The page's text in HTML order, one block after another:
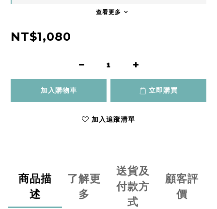
查看更多
NT$1,080
加入購物車 立即購買
加入追蹤清單
商品描
述
了解更
多
送貨及
付款方
式
顧客評
價